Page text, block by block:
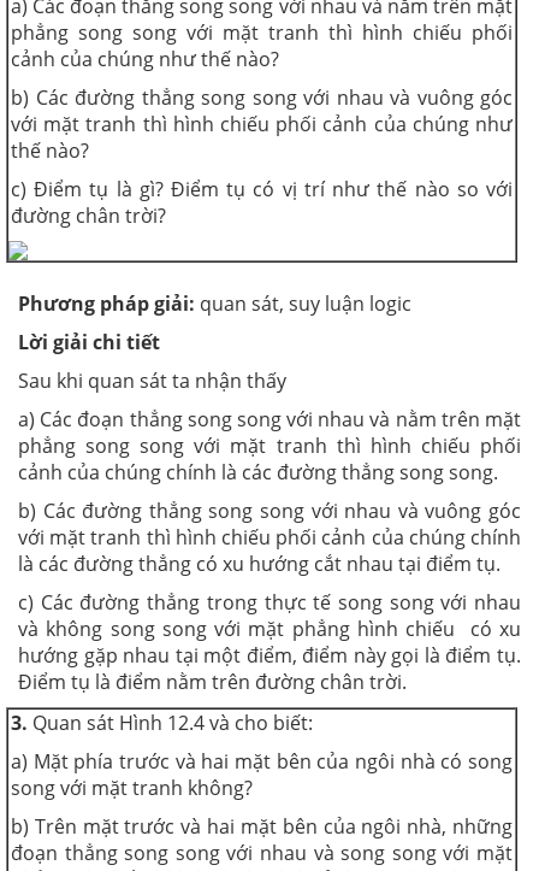
a) Các đoạn thẳng song song với nhau và nằm trên mặt
phẳng song song với mặt tranh thì hình chiếu phối
cảnh của chúng như thế nào?
b) Các đường thẳng song song với nhau và vuông góc
với mặt tranh thì hình chiếu phối cảnh của chúng như
thế nào?
c) Điểm tụ là gì? Điểm tụ có vị trí như thế nào so với
đường chân trời?
Phương pháp giải: quan sát, suy luận logic
Lời giải chi tiết
Sau khi quan sát ta nhận thấy
a) Các đoạn thẳng song song với nhau và nằm trên mặt
phẳng song song với mặt tranh thì hình chiếu phối
cảnh của chúng chính là các đường thẳng song song.
b) Các đường thẳng song song với nhau và vuông góc
với mặt tranh thì hình chiếu phối cảnh của chúng chính
là các đường thẳng có xu hướng cắt nhau tại điểm tụ.
c) Các đường thẳng trong thực tế song song với nhau
và không song song với mặt phẳng hình chiếu có xu
hướng gặp nhau tại một điểm, điểm này gọi là điểm tụ.
Điểm tụ là điểm nằm trên đường chân trời.
3. Quan sát Hình 12.4 và cho biết:
a) Mặt phía trước và hai mặt bên của ngôi nhà có song
song với mặt tranh không?
b) Trên mặt trước và hai mặt bên của ngôi nhà, những
đoạn thẳng song song với nhau và song song với mặt